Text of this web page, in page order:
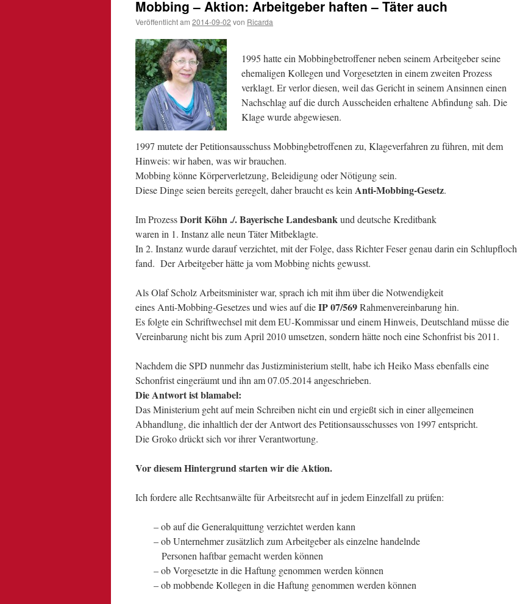
Mobbing – Aktion: Arbeitgeber haften – Täter auch
Veröffentlicht am 2014-09-02 von Ricarda
1995 hatte ein Mobbingbetroffener neben seinem Arbeitgeber seine
ehemaligen Kollegen und Vorgesetzten in einem zweiten Prozess
verklagt. Er verlor diesen, weil das Gericht in seinem Ansinnen einen
Nachschlag auf die durch Ausscheiden erhaltene Abfindung sah. Die
Klage wurde abgewiesen.
1997 mutete der Petitionsausschuss Mobbingbetroffenen zu, Klageverfahren zu führen, mit dem
Hinweis: wir haben, was wir brauchen.
Mobbing könne Körperverletzung, Beleidigung oder Nötigung sein.
Diese Dinge seien bereits geregelt, daher braucht es kein Anti-Mobbing-Gesetz.
Im ProzessDorit Köhn ./. Bayerische Landesbankund deutsche Kreditbank
waren in 1. Instanz alle neun Täter Mitbeklagte.
In 2. Instanz wurde darauf verzichtet, mit der Folge, dass Richter Feser genau darin ein Schlupfloch
fand. Der Arbeitgeber hätte ja vom Mobbing nichts gewusst.
Als Olaf Scholz Arbeitsminister war, sprach ich mit ihm über die Notwendigkeit
eines Anti-Mobbing-Gesetzes und wies auf dieIP 07/569Rahmenvereinbarung hin.
Es folgte ein Schriftwechsel mit dem EU-Kommissar und einem Hinweis, Deutschland müsse die
Vereinbarung nicht bis zum April 2010 umsetzen, sondern hätte noch eine Schonfrist bis 2011.
Nachdem die SPD nunmehr das Justizministerium stellt, habe ich Heiko Mass ebenfalls eine
Schonfrist eingeräumt und ihn am 07.05.2014 angeschrieben.
Die Antwort ist blamabel:
Das Ministerium geht auf mein Schreiben nicht ein und ergießt sich in einer allgemeinen
Abhandlung, die inhaltlich der der Antwort des Petitionsausschusses von 1997 entspricht.
Die Groko drückt sich vor ihrer Verantwortung.
Vor diesem Hintergrund starten wir die Aktion.
Ich fordere alle Rechtsanwälte für Arbeitsrecht auf in jedem Einzelfall zu prüfen:
– ob auf die Generalquittung verzichtet werden kann
– ob Unternehmer zusätzlich zum Arbeitgeber als einzelne handelnde
Personen haftbar gemacht werden können
– ob Vorgesetzte in die Haftung genommen werden können
– ob mobbende Kollegen in die Haftung genommen werden können